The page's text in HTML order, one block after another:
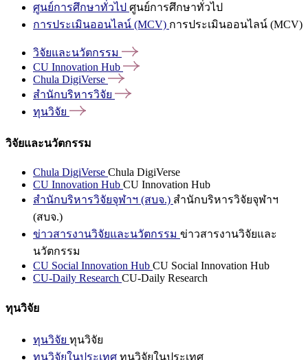
ศูนย์การศึกษาทั่วไป ศูนย์การศึกษาทั่วไป
การประเมินออนไลน์ (MCV) การประเมินออนไลน์ (MCV)
วิจัยและนวัตกรรม
CU Innovation Hub
Chula DigiVerse
สำนักบริหารวิจัย
ทุนวิจัย
วิจัยและนวัตกรรม
Chula DigiVerse Chula DigiVerse
CU Innovation Hub CU Innovation Hub
สำนักบริหารวิจัยจุฬาฯ (สบจ.) สำนักบริหารวิจัยจุฬาฯ
(สบจ.)
ข่าวสารงานวิจัยและนวัตกรรม ข่าวสารงานวิจัยและ
นวัตกรรม
CU Social Innovation Hub CU Social Innovation Hub
CU-Daily Research CU-Daily Research
ทุนวิจัย
ทุนวิจัย ทุนวิจัย
ทุนวิจัยในประเทศ ทุนวิจัยในประเทศ